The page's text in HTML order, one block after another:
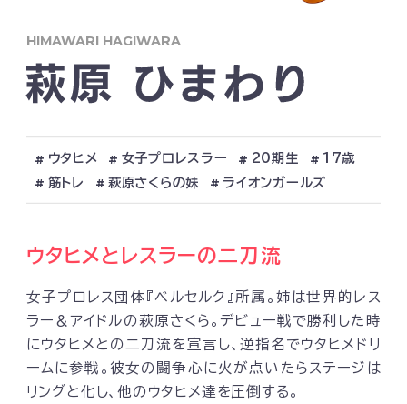
HIMAWARI HAGIWARA
ウタヒメ 女子プロレスラー 20期生
17歳
筋トレ
萩原さくらの妹 ライオンガールズ
ウタヒメとレスラーの二刀流
女子プロレス団体『ベルセルク』所属。姉は世界的レス
ラー＆アイドルの萩原さくら。デビュー戦で勝利した時
にウタヒメとの二刀流を宣言し、逆指名でウタヒメドリ
ームに参戦。彼女の闘争心に火が点いたらステージは
リングと化し、他のウタヒメ達を圧倒する。